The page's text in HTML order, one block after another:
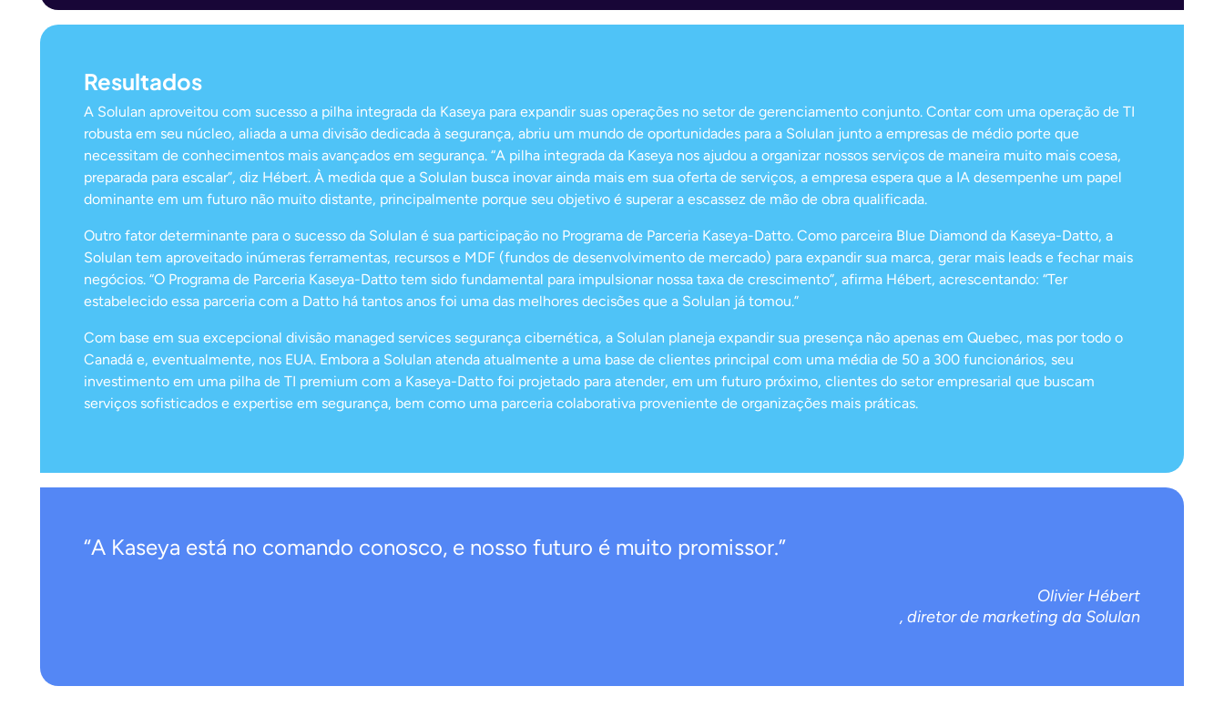
Resultados
A Solulan aproveitou com sucesso a pilha integrada da Kaseya para expandir suas operações no setor de gerenciamento conjunto. Contar com uma operação de TI
robusta em seu núcleo, aliada a uma divisão dedicada à segurança, abriu um mundo de oportunidades para a Solulan junto a empresas de médio porte que
necessitam de conhecimentos mais avançados em segurança. “A pilha integrada da Kaseya nos ajudou a organizar nossos serviços de maneira muito mais coesa,
preparada para escalar”, diz Hébert. À medida que a Solulan busca inovar ainda mais em sua oferta de serviços, a empresa espera que a IA desempenhe um papel
dominante em um futuro não muito distante, principalmente porque seu objetivo é superar a escassez de mão de obra qualificada.
Outro fator determinante para o sucesso da Solulan é sua participação no Programa de Parceria Kaseya-Datto. Como parceira Blue Diamond da Kaseya-Datto, a
Solulan tem aproveitado inúmeras ferramentas, recursos e MDF (fundos de desenvolvimento de mercado) para expandir sua marca, gerar mais leads e fechar mais
negócios. “O Programa de Parceria Kaseya-Datto tem sido fundamental para impulsionar nossa taxa de crescimento”, afirma Hébert, acrescentando: “Ter
estabelecido essa parceria com a Datto há tantos anos foi uma das melhores decisões que a Solulan já tomou.”
Com base em sua excepcional divisão managed services segurança cibernética, a Solulan planeja expandir sua presença não apenas em Quebec, mas por todo o
Canadá e, eventualmente, nos EUA. Embora a Solulan atenda atualmente a uma base de clientes principal com uma média de 50 a 300 funcionários, seu
investimento em uma pilha de TI premium com a Kaseya-Datto foi projetado para atender, em um futuro próximo, clientes do setor empresarial que buscam
serviços sofisticados e expertise em segurança, bem como uma parceria colaborativa proveniente de organizações mais práticas.
“A Kaseya está no comando conosco, e nosso futuro é muito promissor.”
Olivier Hébert
, diretor de marketing da Solulan